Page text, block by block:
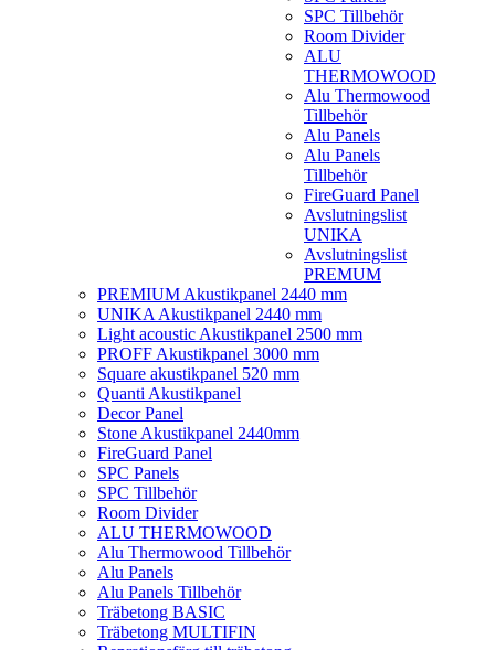
SPC Tillbehör
Room Divider
ALU
THERMOWOOD
Alu Thermowood
Tillbehör
Alu Panels
Alu Panels
Tillbehör
FireGuard Panel
Avslutningslist
UNIKA
Avslutningslist
PREMUM
PREMIUM Akustikpanel 2440 mm
UNIKA Akustikpanel 2440 mm
Light acoustic Akustikpanel 2500 mm
PROFF Akustikpanel 3000 mm
Square akustikpanel 520 mm
Quanti Akustikpanel
Decor Panel
Stone Akustikpanel 2440mm
FireGuard Panel
SPC Panels
SPC Tillbehör
Room Divider
ALU THERMOWOOD
Alu Thermowood Tillbehör
Alu Panels
Alu Panels Tillbehör
Träbetong BASIC
Träbetong MULTIFIN